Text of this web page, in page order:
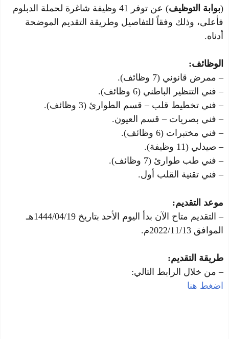
(بوابة التوظيف
) عن توفر 41 وظيفة شاغرة لحملة الدبلوم
فأعلى، وذلك وفقاً للتفاصيل وطريقة التقديم الموضحة
أدناه.
الوظائف:
– ممرض قانوني (7 وظائف).
– فني التنظير الباطني (6 وظائف).
– فني تخطيط قلب – قسم الطوارئ (3 وظائف).
– فني بصريات – قسم العيون.
– فني مختبرات (6 وظائف).
– صيدلي (11 وظيفة).
– فني طب طوارئ (7 وظائف).
– فني تقنية القلب أول.
موعد التقديم:
– التقديم متاح الآن بدأ اليوم الأحد بتاريخ 1444/04/19هـ
الموافق 2022/11/13م.
طريقة التقديم:
– من خلال الرابط التالي:
اضغط هنا